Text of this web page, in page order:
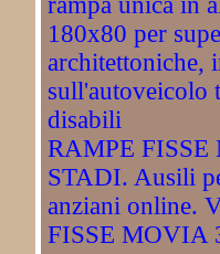
180x80 per
architettoniche,
sull'autoveicolo
disabili
RAMPE
STADI. Ausili
anziani online.
FISSE MOVIA